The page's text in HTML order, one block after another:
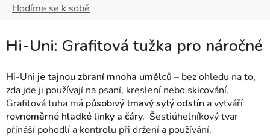
Hodíme se k sobě
Hi-Uni: Grafitová tužka pro náročné
Hi-Uni je tajnou zbraní mnoha umělců – bez ohledu na to,
zda jde ji používají na psaní, kreslení nebo skicování.
Grafitová tuha má působivý tmavý sytý odstín a vytváří
rovnoměrné hladké linky a čáry. Šestiúhelníkový tvar
přináší pohodlí a kontrolu při držení a používání.